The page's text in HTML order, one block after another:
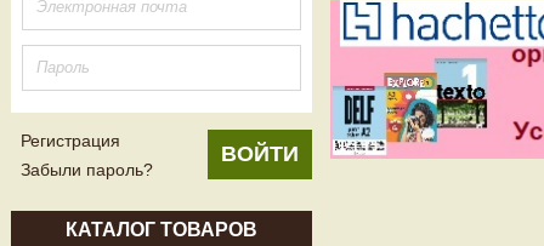
Регистрация
Забыли пароль?
КАТАЛОГ ТОВАРОВ